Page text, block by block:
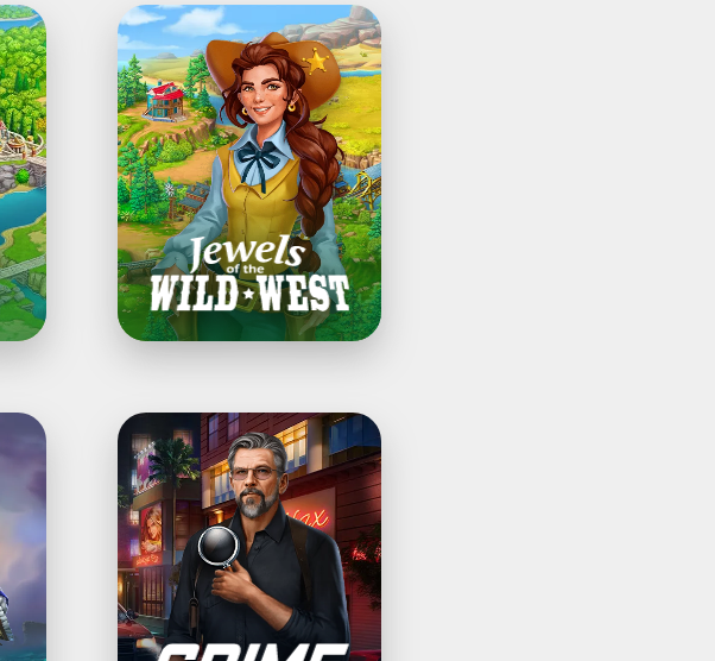
®Jewels
of
the
Wild
West:
طابق
الجواهر
وجدد
المدينة
®Crime
Mysteries:
البحث
عن
عناصر
ولغز
مطابقة
3
قطع